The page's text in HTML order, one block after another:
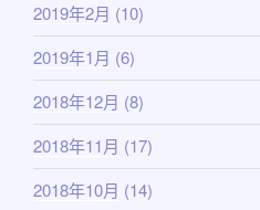
2019年2月 (10)
2019年1月 (6)
2018年12月 (8)
2018年11月 (17)
2018年10月 (14)